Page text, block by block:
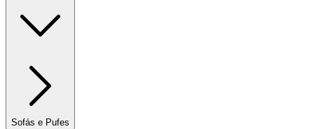
Sofás e Pufes